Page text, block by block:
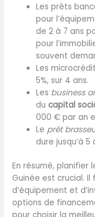
Les prêts
pour
de 2 à 7 ans
pour
souvent
Les
5%, sur 4 ans.
Les business
ducapital
000 € par an
Le prêt
dure jusqu’à 5
En résumé, planifier
Guinée est crucial.
d’équipement et
options de